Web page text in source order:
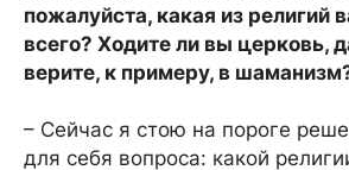
пожалуйста, какая из религий
всего? Ходите ли вы церковь,
верите, к примеру, в
– Сейчас я стою на пороге
для себя вопроса: какой